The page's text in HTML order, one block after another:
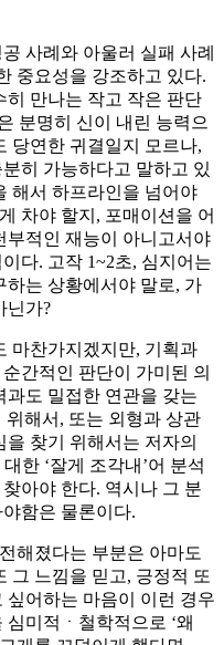
사례와 아울러 실패 사례
중요성을 강조하고 있다.
히 만나는 작고 작은 판단
분명히 신이 내린 능력으
당연한 귀결일지 모르나,
히 가능하다고 말하고 있
해서 하프라인을 넘어야
차야 할지, 포매이션을 어
부적인 재능이 아니고서야
다. 고작 1~2초, 심지어는
하는 상황에서야 말로, 가
닌가?
마찬가지겠지만, 기획과
간적인 판단이 가미된 의
도 밀접한 연관을 갖는
위해서, 또는 외형과 상관
찾기 위해서는 저자의
한 ‘잘게 조각내’어 분석
아야 한다. 역시나 그 분
함은 물론이다.
해졌다는 부분은 아마도
그 느낌을 믿고, 긍정적 또
싶어하는 마음이 이런 경우
미적ㆍ철학적으로 ‘왜